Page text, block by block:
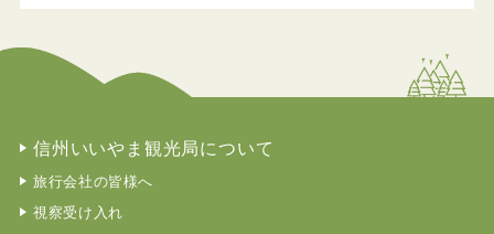
信州いいやま観光局について
旅行会社の皆様へ
視察受け入れ